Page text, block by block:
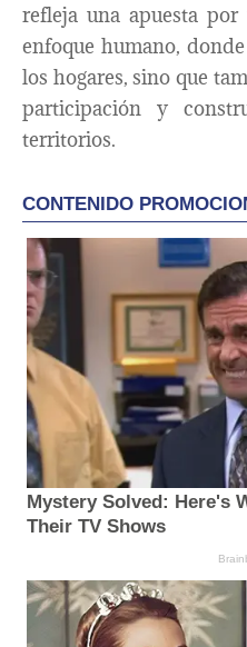
refleja una apuesta
enfoque humano,
los hogares, sino que
participación y
territorios.